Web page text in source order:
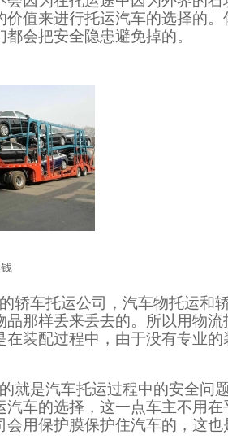
价值来进行托运汽车的选择的
会把安全隐患避免掉的。
轿车托运公司，汽车物托运和
品那样丢来丢去的。所以用物
在装配过程中，由于没有专业
就是汽车托运过程中的安全问
汽车的选择，这一点车主不用
用保护膜保护住汽车的，这也